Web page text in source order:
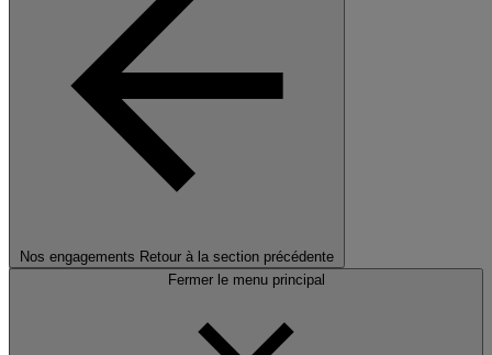
Nos engagements Retour à la section précédente
Fermer le menu principal